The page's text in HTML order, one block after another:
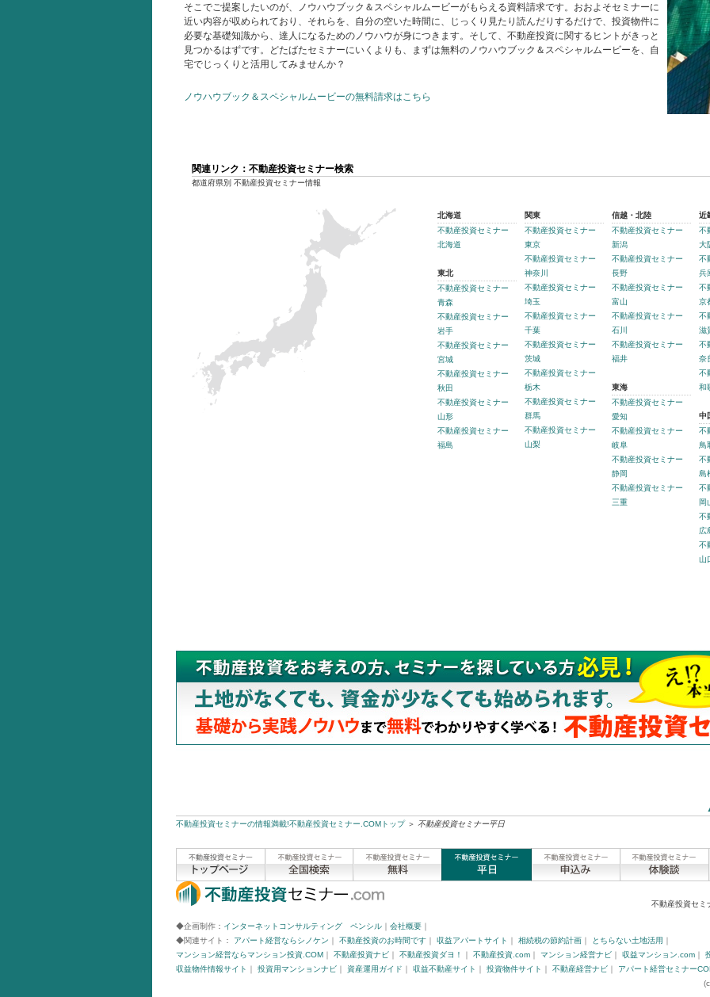
そこでご提案したいのが、ノウハウブック＆スペシャルムービーがもらえる資料請求です。おおよそセミナーに
近い内容が収められており、それらを、自分の空いた時間に、じっくり見たり読んだりするだけで、投資物件に
必要な基礎知識から、達人になるためのノウハウが身につきます。そして、不動産投資に関するヒントがきっと
見つかるはずです。どたばたセミナーにいくよりも、まずは無料のノウハウブック＆スペシャルムービーを、自
宅でじっくりと活用してみませんか？
ノウハウブック＆スペシャルムービーの無料請求はこちら
関連リンク：不動産投資セミナー検索
都道府県別 不動産投資セミナー情報
北海道
不動産投資セミナー
北海道
東北
不動産投資セミナー
青森
不動産投資セミナー
岩手
不動産投資セミナー
宮城
不動産投資セミナー
秋田
不動産投資セミナー
山形
不動産投資セミナー
福島
関東
不動産投資セミナー
東京
不動産投資セミナー
神奈川
不動産投資セミナー
埼玉
不動産投資セミナー
千葉
不動産投資セミナー
茨城
不動産投資セミナー
栃木
不動産投資セミナー
群馬
不動産投資セミナー
山梨
信越・北陸
不動産投資セミナー
新潟
不動産投資セミナー
長野
不動産投資セミナー
富山
不動産投資セミナー
石川
不動産投資セミナー
福井
東海
不動産投資セミナー
愛知
不動産投資セミナー
岐阜
不動産投資セミナー
静岡
不動産投資セミナー
三重
近
不
大
不
兵
不
京
不
滋
不
奈
不
和
中
不
鳥
不
島
不
岡
不
広
不
山
不動産投資セミナーの情報満載!不動産投資セミナー.COMトップ＞ 不動産投資セミナー平日
不動産投資セミ
◆企画制作： インターネットコンサルティング ペンシル ｜ 会社概要 ｜
◆関連サイト： アパート経営ならシノケン ｜ 不動産投資のお時間です ｜ 収益アパートサイト ｜ 相続税の節約計画 ｜ とちらない土地活用 ｜
マンション経営ならマンション投資.COM ｜ 不動産投資ナビ ｜ 不動産投資ダヨ！ ｜ 不動産投資.com ｜ マンション経営ナビ ｜ 収益マンション.com ｜
収益物件情報サイト ｜ 投資用マンションナビ ｜ 資産運用ガイド ｜ 収益不動産サイト ｜ 投資物件サイト ｜ 不動産経営ナビ ｜ アパート経営セミナー